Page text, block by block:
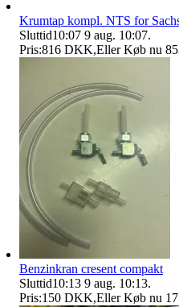
Krumtap kompl. NTS for
Sluttid10:07 9 aug. 10:07.
Pris:816 DKK,Eller Køb nu
Benzinkran cresent compakt
Sluttid10:13 9 aug. 10:13.
Pris:150 DKK,Eller Køb nu